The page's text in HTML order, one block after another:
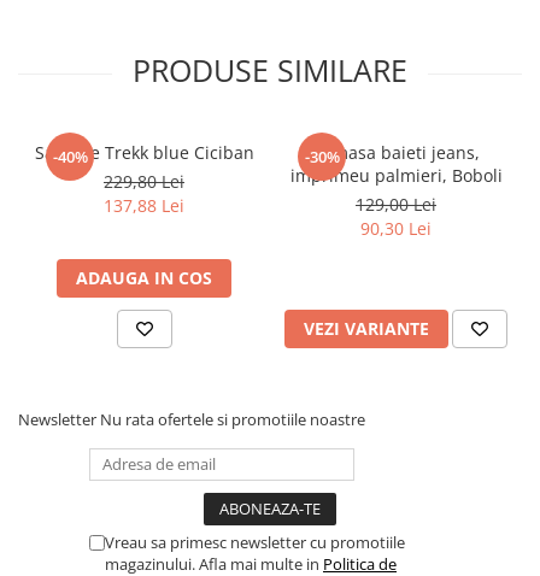
Rochite maneca lunga
Rochite maneca scurta
Set 2/3 piese maneca scurta
Set tricou maneca scurta/Pantalon
Tricouri maneca lunga
Tricouri/bluze maneca scurta
PRODUSE SIMILARE
-40%
Sandale Trekk blue Ciciban
229,80 Lei
137,88 Lei
ADAUGA IN COS
-30%
Camasa baieti jeans,
imprimeu palmieri, Boboli
129,00 Lei
90,30 Lei
VEZI VARIANTE
Newsletter Nu rata ofertele si promotiile noastre
Vreau sa primesc newsletter cu promotiile
magazinului. Afla mai multe in Politica de